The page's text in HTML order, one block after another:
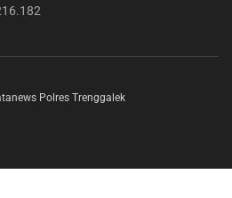
Polres Trenggalek